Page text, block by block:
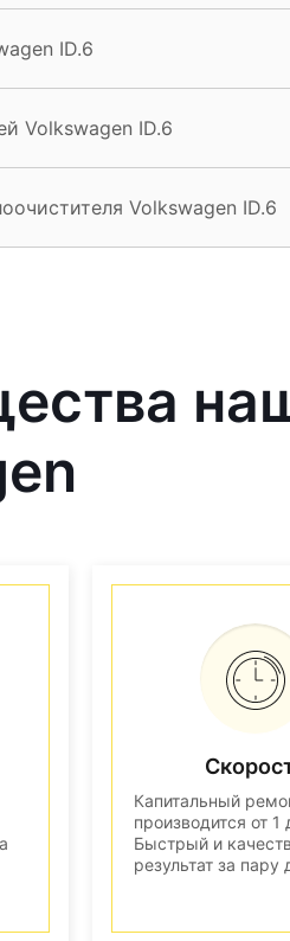
ID.6
Volkswagen ID.6
Volkswagen ID.6
Капитальный
производится от 1
Быстрый и
результат за пару